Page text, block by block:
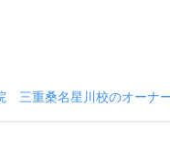
三重桑名星川校のオーナ